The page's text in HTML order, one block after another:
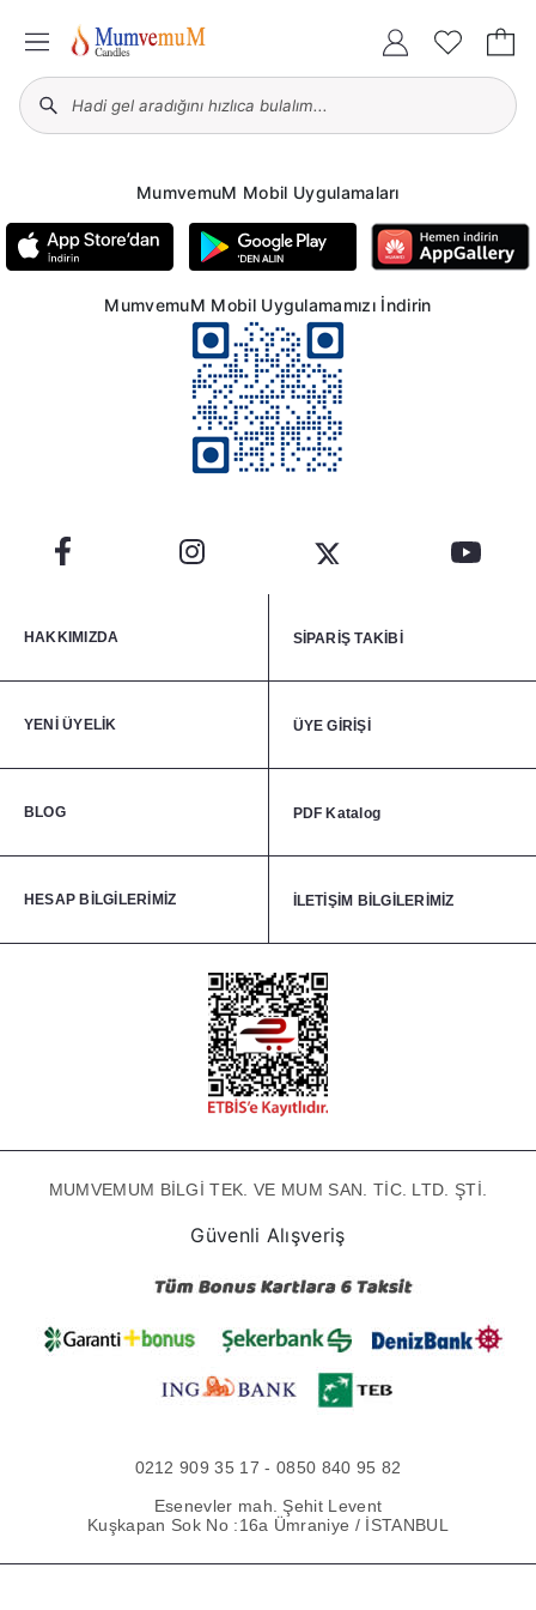
MumvemuM Mobil Uygulamaları
MumvemuM Mobil Uygulamamızı İndirin
HAKKIMIZDA SİPARİŞ TAKİBİ
YENİ ÜYELİK ÜYE GİRİŞİ
BLOG PDF Katalog
HESAP BİLGİLERİMİZ İLETİŞİM BİLGİLERİMİZ
MUMVEMUM BİLGİ TEK. VE MUM SAN. TİC. LTD. ŞTİ.
Güvenli Alışveriş
0212 909 35 17 - 0850 840 95 82
Esenevler mah. Şehit Levent
Kuşkapan Sok No :16a Ümraniye / İSTANBUL